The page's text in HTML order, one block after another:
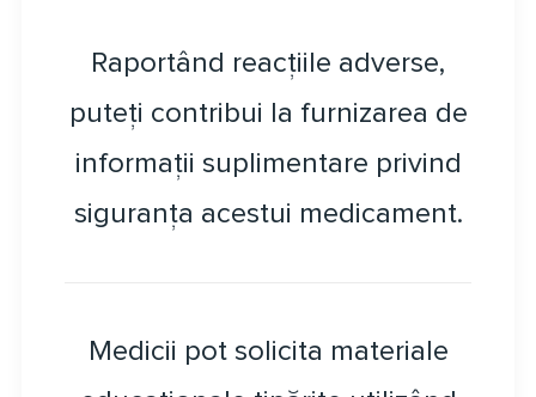
Raportând reacțiile adverse,
puteți contribui la furnizarea de
informații suplimentare privind
siguranța acestui medicament.
Medicii pot solicita materiale